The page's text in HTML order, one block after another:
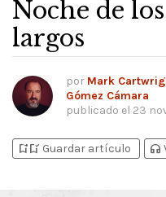
Noche de
largos
por Mark
Gómez Cámara
publicado el 23
bookmark_addbookmark_added Guardar artículo headphones